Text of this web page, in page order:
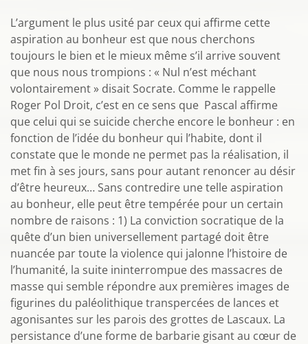
L’argument le plus usité par ceux qui affirme cette
aspiration au bonheur est que nous cherchons
toujours le bien et le mieux même s’il arrive souvent
que nous nous trompions : « Nul n’est méchant
volontairement » disait Socrate. Comme le rappelle
Roger Pol Droit, c’est en ce sens que Pascal affirme
que celui qui se suicide cherche encore le bonheur : en
fonction de l’idée du bonheur qui l’habite, dont il
constate que le monde ne permet pas la réalisation, il
met fin à ses jours, sans pour autant renoncer au désir
d’être heureux… Sans contredire une telle aspiration
au bonheur, elle peut être tempérée pour un certain
nombre de raisons : 1) La conviction socratique de la
quête d’un bien universellement partagé doit être
nuancée par toute la violence qui jalonne l’histoire de
l’humanité, la suite ininterrompue des massacres de
masse qui semble répondre aux premières images de
figurines du paléolithique transpercées de lances et
agonisantes sur les parois des grottes de Lascaux. La
persistance d’une forme de barbarie gisant au cœur de